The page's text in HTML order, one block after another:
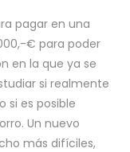
pagar en una
€ para poder
en la que ya se
si realmente
si es posible
Un nuevo
más difíciles,